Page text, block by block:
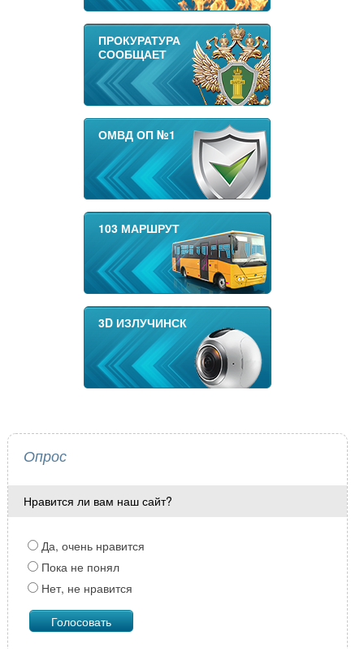
ПРОКУРАТУРА
СООБЩАЕТ
ОМВД ОП №1
103 МАРШРУТ
3D ИЗЛУЧИНСК
Опрос
Нравится ли вам наш сайт?
Да, очень нравится
Пока не понял
Нет, не нравится